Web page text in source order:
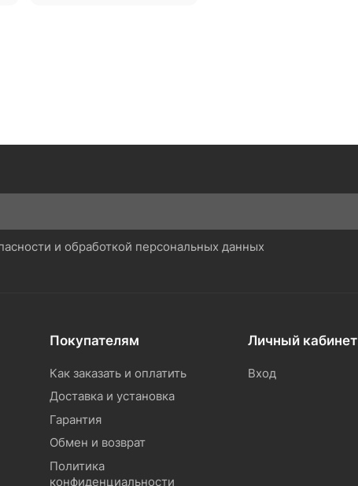
и обработкой персональных данных
Покупателям
Как заказать и оплатить
Доставка и установка
Гарантия
Обмен и возврат
Политика
конфиденциальности
Личный кабинет
Вход